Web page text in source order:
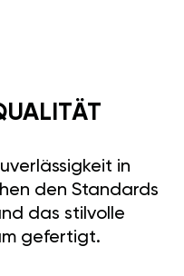
in
den Standards
das stilvolle
gefertigt.